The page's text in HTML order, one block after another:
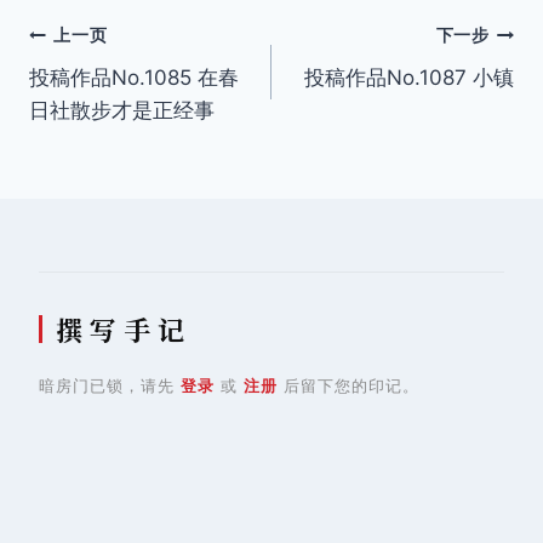
文
章
上一页
投稿作品No.1085 在春
日社散步才是正经事
下一步
投稿作品No.1087 小镇
撰 写 手 记
暗房门已锁，请先 登录 或 注册 后留下您的印记。